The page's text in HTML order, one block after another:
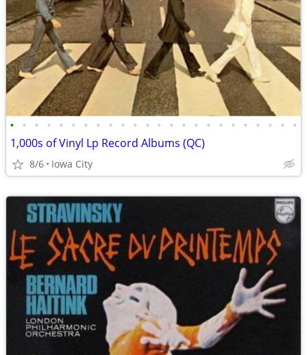
• • • • • • • • • • • • • • • • • • • • • • • •
1,000s of Vinyl Lp Record Albums (QC)
8/6 Iowa City